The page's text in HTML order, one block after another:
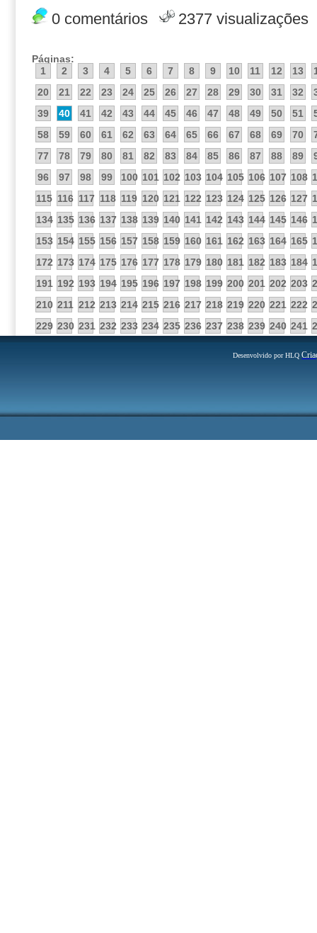
0 comentários 2377 visualizações
Páginas:
1
2 3 4 5 6 7 8 9 10 11 12 13
20
21 22 23 24 25 26 27 28 29 30 31 32
39
40 41 42 43 44 45 46 47 48 49 50 51
58
59 60 61 62 63 64 65 66 67 68 69 70
77
78 79 80 81 82 83 84 85 86 87 88 89
96
97 98 99 100 101 102 103 104 105 106 107 108
115 116 117 118 119 120 121 122 123 124 125 126 127
134 135 136 137 138 139 140 141 142 143 144 145 146
153 154 155 156 157 158 159 160 161 162 163 164 165
172 173 174 175 176 177 178 179 180 181 182 183 184
191 192 193 194 195 196 197 198 199 200 201 202 203
210 211 212 213 214 215 216 217 218 219 220 221 222
229 230 231 232 233 234 235 236 237 238 239 240 241
Desenvolvido por HLQ